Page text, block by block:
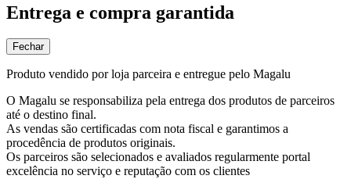
Entrega e compra garantida
Fechar
Produto vendido por loja parceira e entregue pelo Magalu
O Magalu se responsabiliza pela entrega dos produtos de parceiros
até o destino final.
As vendas são certificadas com nota fiscal e garantimos a
procedência de produtos originais.
Os parceiros são selecionados e avaliados regularmente portal
excelência no serviço e reputação com os clientes